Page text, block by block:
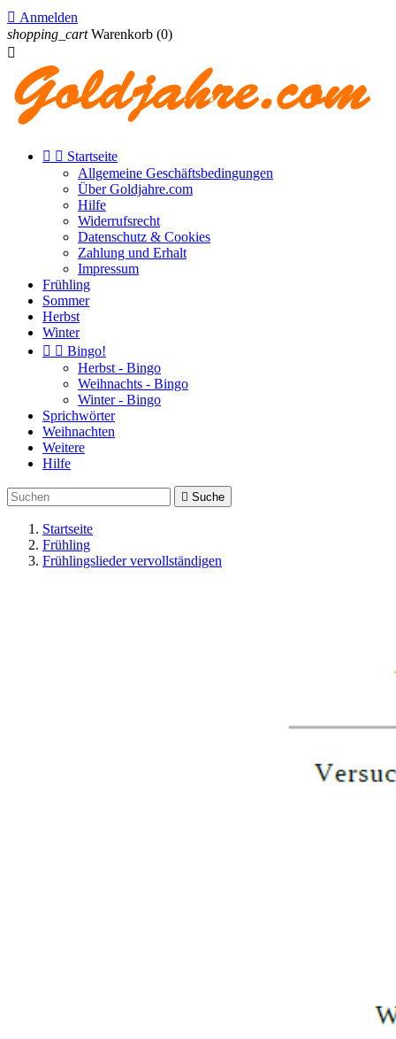
 Anmelden
shopping_cart Warenkorb (0)

  Startseite
Allgemeine Geschäftsbedingungen
Über Goldjahre.com
Hilfe
Widerrufsrecht
Datenschutz & Cookies
Zahlung und Erhalt
Impressum
Frühling
Sommer
Herbst
Winter
  Bingo!
Herbst - Bingo
Weihnachts - Bingo
Winter - Bingo
Sprichwörter
Weihnachten
Weitere
Hilfe
 Suche
Startseite
Frühling
Frühlingslieder vervollständigen